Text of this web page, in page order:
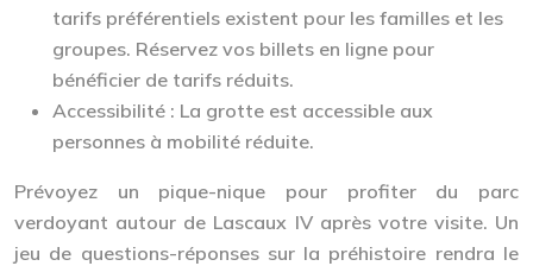
tarifs préférentiels existent pour les familles et les
groupes. Réservez vos billets en ligne pour
bénéficier de tarifs réduits.
Accessibilité : La grotte est accessible aux
personnes à mobilité réduite.
Prévoyez un pique-nique pour profiter du parc
verdoyant autour de Lascaux IV après votre visite. Un
jeu de questions-réponses sur la préhistoire rendra le